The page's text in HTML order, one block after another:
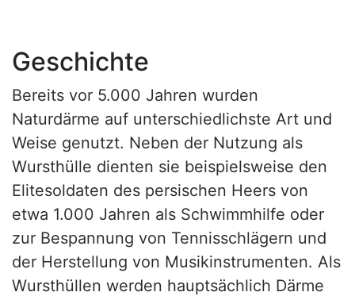
Geschichte
Bereits vor 5.000 Jahren wurden
Naturdärme auf unterschiedlichste Art und
Weise genutzt. Neben der Nutzung als
Wursthülle dienten sie beispielsweise den
Elitesoldaten des persischen Heers von
etwa 1.000 Jahren als Schwimmhilfe oder
zur Bespannung von Tennisschlägern und
der Herstellung von Musikinstrumenten. Als
Wursthüllen werden hauptsächlich Därme